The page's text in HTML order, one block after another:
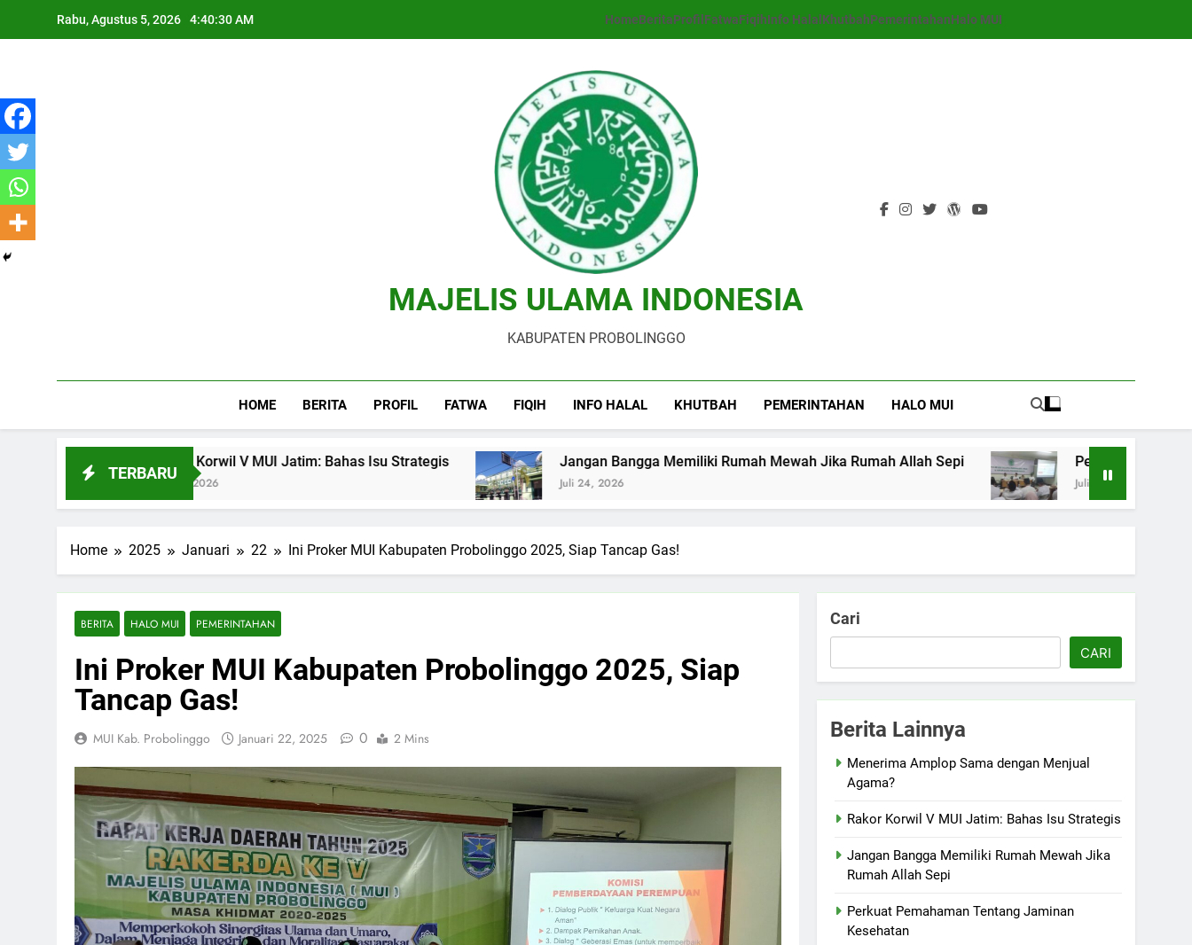
Rabu, Agustus 5, 2026 4:40:32 AM HomeBeritaProfil FatwaFiqihInfo Halal KhutbahPemerintahanHalo MUI
MAJELIS ULAMA INDONESIA
KABUPATEN PROBOLINGGO
HOME BERITA PROFIL FATWA FIQIH INFO HALAL KHUTBAH PEMERINTAHAN HALO MUI
TERBARU
Korwil V MUI Jatim: Bahas Isu Strategis Jangan Bangga Memiliki Rumah Mewah Jika Rumah Allah Sepi Perkuat Pemahaman Tentang Jaminan
Home 2025 Januari 22 Ini Proker MUI Kabupaten Probolinggo 2025, Siap Tancap Gas!
BERITA HALO MUI PEMERINTAHAN
Ini Proker MUI Kabupaten Probolinggo 2025, Siap
Tancap Gas!
MUI Kab. Probolinggo Januari 22, 2025 0 2 Mins
Cari
CARI
Berita Lainnya
Menerima Amplop Sama dengan Menjual
Agama?
Rakor Korwil V MUI Jatim: Bahas Isu Strategis
Jangan Bangga Memiliki Rumah Mewah Jika
Rumah Allah Sepi
Perkuat Pemahaman Tentang Jaminan
Kesehatan